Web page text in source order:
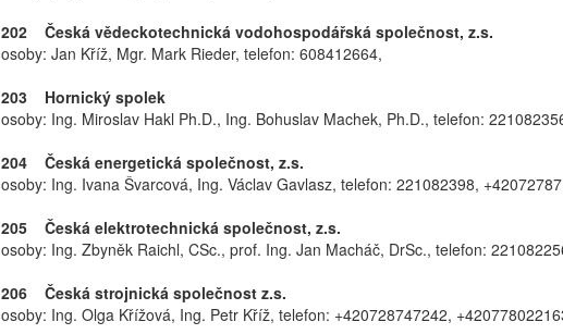
202 Česká vědeckotechnická vodohospodářská společnost, z.s.
osoby: Jan Kříž, Mgr. Mark Rieder, telefon: 608412664,
203 Hornický spolek
osoby: Ing. Miroslav Hakl Ph.D., Ing. Bohuslav Machek, Ph.D., telefon:
204 Česká energetická společnost, z.s.
osoby: Ing. Ivana Švarcová, Ing. Václav Gavlasz, telefon: 221082398,
205 Česká elektrotechnická společnost, z.s.
osoby: Ing. Zbyněk Raichl, CSc., prof. Ing. Jan Macháč, DrSc., telefon:
206 Česká strojnická společnost z.s.
osoby: Ing. Olga Křížová, Ing. Petr Kříž, telefon: +420728747242,